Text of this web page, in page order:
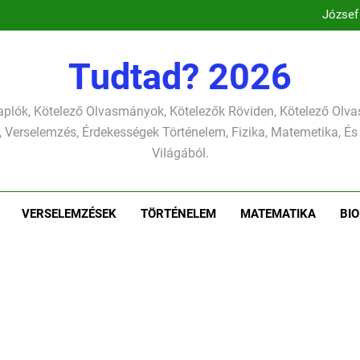
Csokonai Vitéz
Tudtad? 2026
Kötelező Olvasmányok, Kötelezők Röviden, Kötelező
Verselemzés, Érdekességek Történelem, Fizika, Matemetika,
Világából.
VERSELEMZÉSEK TÖRTÉNELEM MATEMATIKA